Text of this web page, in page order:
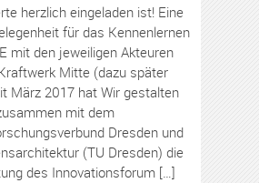
herzlich eingeladen ist! Eine
für das Kennenlernen
mit den jeweiligen Akteuren
Mitte (dazu später
März 2017 hat Wir gestalten
mit dem
Dresden und
(TU Dresden) die
des Innovationsforum […]